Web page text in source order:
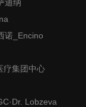
迪纳
诺_Encino
疗集团中心
Lobzeva